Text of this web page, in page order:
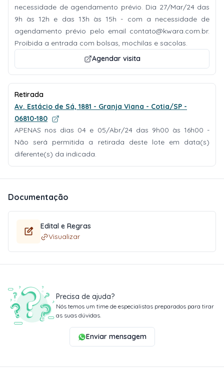
necessidade de agendamento prévio. Dia 27/Mar/24 das
9h às 12h e das 13h às 15h - com a necessidade de
agendamento prévio pelo email contato@kwara.com.br.
Proibida a entrada com bolsas, mochilas e sacolas.
Agendar visita
Retirada
Av. Estácio de Sá, 1881 - Granja Viana - Cotia/SP -
06810-180
APENAS nos dias 04 e 05/Abr/24 das 9h00 às 16h00 -
Não será permitida a retirada deste lote em data(s)
diferente(s) da indicada.
Documentação
Edital e Regras
Visualizar
Precisa de ajuda?
Nós temos um time de especialistas preparados para tirar
as suas dúvidas.
Enviar mensagem